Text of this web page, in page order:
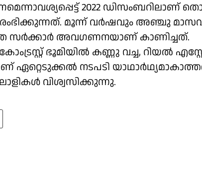
2022 ഡിസംബറിലാണ്
മൂന്ന് വർഷവും അഞ്ചു മാസവും
സർക്കാർ അവഗണനയാണ് കാണിച്ചത്.
ഭൂമിയിൽ കണ്ണു വച്ച, റിയൽ
ഏറ്റെടുക്കൽ നടപടി
വിശ്വസിക്കുന്നു.